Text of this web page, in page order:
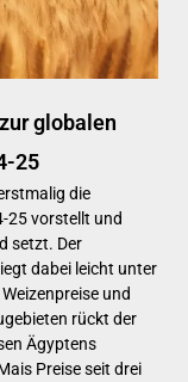
globalen
25
die
25 vorstellt und
setzt. Der
dabei leicht unter
und
rückt der
Ägyptens
Preise seit drei